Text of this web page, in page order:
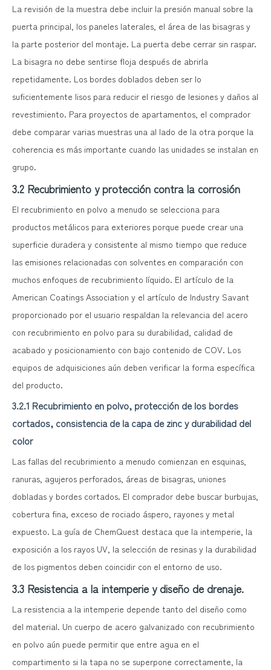
La revisión de la muestra debe incluir la presión manual sobre la
puerta principal, los paneles laterales, el área de las bisagras y
la parte posterior del montaje. La puerta debe cerrar sin raspar.
La bisagra no debe sentirse floja después de abrirla
repetidamente. Los bordes doblados deben ser lo
suficientemente lisos para reducir el riesgo de lesiones y daños al
revestimiento. Para proyectos de apartamentos, el comprador
debe comparar varias muestras una al lado de la otra porque la
coherencia es más importante cuando las unidades se instalan en
grupo.
3.2 Recubrimiento y protección contra la corrosión
El recubrimiento en polvo a menudo se selecciona para
productos metálicos para exteriores porque puede crear una
superficie duradera y consistente al mismo tiempo que reduce
las emisiones relacionadas con solventes en comparación con
muchos enfoques de recubrimiento líquido. El artículo de la
American Coatings Association y el artículo de Industry Savant
proporcionado por el usuario respaldan la relevancia del acero
con recubrimiento en polvo para su durabilidad, calidad de
acabado y posicionamiento con bajo contenido de COV. Los
equipos de adquisiciones aún deben verificar la forma específica
del producto.
3.2.1 Recubrimiento en polvo, protección de los bordes
cortados, consistencia de la capa de zinc y durabilidad del
color
Las fallas del recubrimiento a menudo comienzan en esquinas,
ranuras, agujeros perforados, áreas de bisagras, uniones
dobladas y bordes cortados. El comprador debe buscar burbujas,
cobertura fina, exceso de rociado áspero, rayones y metal
expuesto. La guía de ChemQuest destaca que la intemperie, la
exposición a los rayos UV, la selección de resinas y la durabilidad
de los pigmentos deben coincidir con el entorno de uso.
3.3 Resistencia a la intemperie y diseño de drenaje.
La resistencia a la intemperie depende tanto del diseño como
del material. Un cuerpo de acero galvanizado con recubrimiento
en polvo aún puede permitir que entre agua en el
compartimento si la tapa no se superpone correctamente, la